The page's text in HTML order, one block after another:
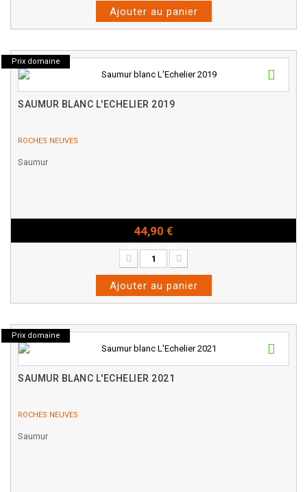
Ajouter au panier
Prix domaine
SAUMUR BLANC L'ECHELIER 2019
ROCHES NEUVES
Saumur
44,90 €
Ajouter au panier
Prix domaine
SAUMUR BLANC L'ECHELIER 2021
ROCHES NEUVES
Saumur